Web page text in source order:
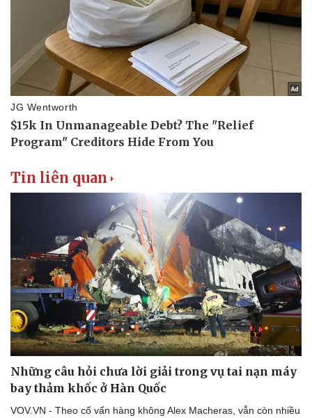
Tin liên quan
Những câu hỏi chưa lời giải trong vụ tai nạn máy
bay thảm khốc ở Hàn Quốc
VOV.VN - Theo cố vấn hàng không Alex Macheras, vẫn còn nhiều